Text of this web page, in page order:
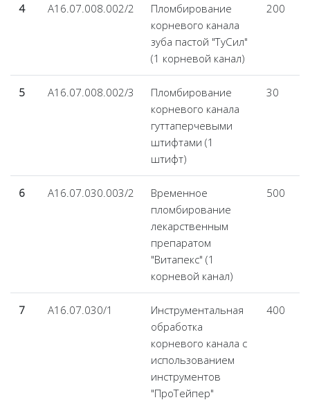
4 А16.07.008.002/2
Пломбирование
корневого канала
зуба пастой "ТуСил"
(1 корневой канал)
200
5 А16.07.008.002/3
Пломбирование
корневого канала
гуттаперчевыми
штифтами (1
штифт)
30
6 А16.07.030.003/2
Временное
пломбирование
лекарственным
препаратом
"Витапекс" (1
корневой канал)
500
7 А16.07.030/1
Инструментальная
обработка
корневого канала с
использованием
инструментов
"ПроТейпер"
400